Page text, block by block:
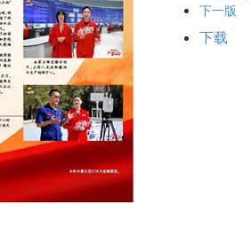
下一版
下载